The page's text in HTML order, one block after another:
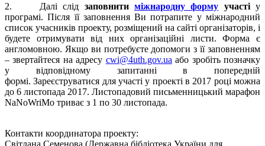
2. Далі слід заповнити міжнародну форму участіу
програмі. Після її заповнення Ви потрапите у міжнародний
список учасників проекту, розміщений на сайті організаторів, і
будете отримувати від них організаційні листи. Форма є
англомовною. Якщо ви потребуєте допомоги з її заповненням
– звертайтеся на адресу cwi@4uth.gov.ua або зробіть позначку
у відповідному запитанні в попередній
формі. Зареєструватися для участі у проекті в 2017 році можна
до 6 листопада 2017. Листопадовий письменницький марафон
NaNoWriMo триває з 1 по 30 листопада.
Контакти координатора проекту:
Світлана Семенова (Державна бібліотека України для